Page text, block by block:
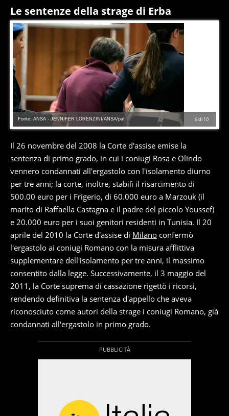
Le sentenze della strage di Erba
6di 10
Fonte: ANSA - JENNIFER LORENZINI/ANSA/pat
Il 26 novembre del 2008 la Corte d'assise emise la
sentenza di primo grado, in cui i coniugi Rosa e Olindo
vennero condannati all'ergastolo con l'isolamento diurno
per tre anni; la corte, inoltre, stabilì il risarcimento di
500.00 euro per i Frigerio, di 60.000 euro a Marzouk (il
marito di Raffaella Castagna e il padre del piccolo Youssef)
e 20.000 euro per i suoi genitori residenti in Tunisia. Il 20
aprile del 2010 la Corte d'assise di Milano confermò
l'ergastolo ai coniugi Romano con la misura afflittiva
supplementare dell'isolamento per tre anni, il massimo
consentito dalla legge. Successivamente, il 3 maggio del
2011, la Corte suprema di cassazione rigettò i ricorsi,
rendendo definitiva la sentenza d'appello che aveva
riconosciuto come autori della strage i coniugi Romano, già
condannati all'ergastolo in primo grado.